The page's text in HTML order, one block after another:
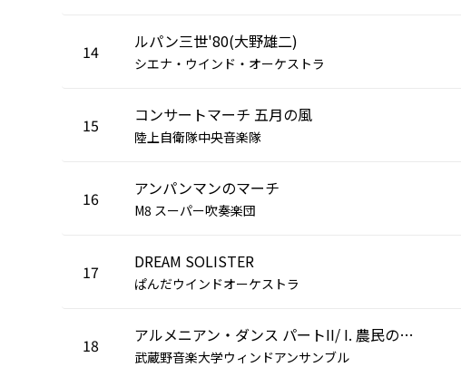
14 ルパン三世'80(大野雄二)
シエナ・ウインド・オーケストラ
15 コンサートマーチ 五月の風
陸上自衛隊中央音楽隊
16 アンパンマンのマーチ
M8 スーパー吹奏楽団
17 DREAM SOLISTER
ぱんだウインドオーケストラ
18 アルメニアン・ダンス パートII/ I. 農民の訴え
武蔵野音楽大学ウィンドアンサンブル